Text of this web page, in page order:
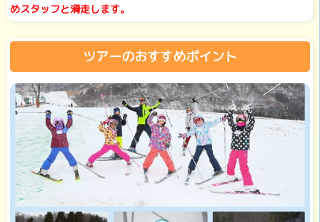
めスタッフと滑走します。
ツアーのおすすめポイント